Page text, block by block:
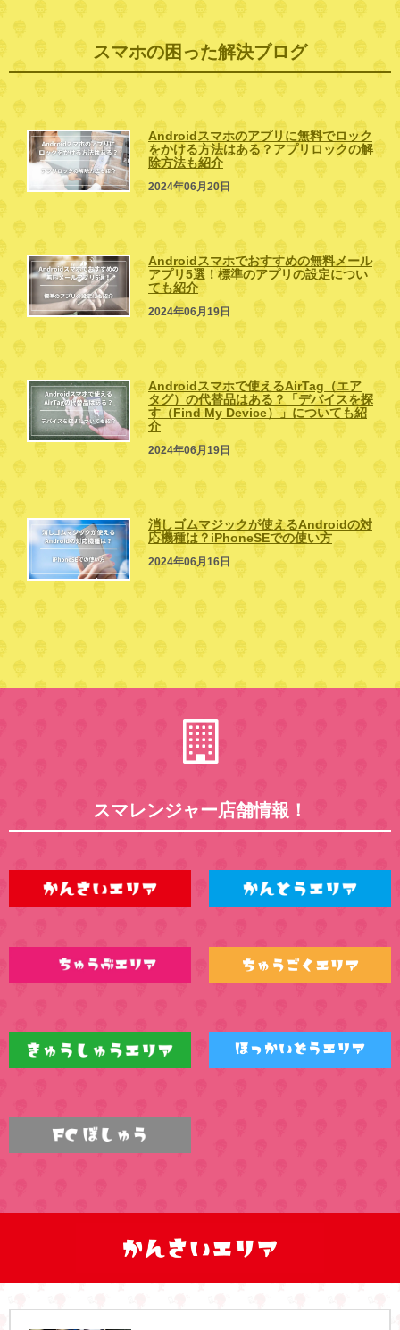
スマホの困った解決ブログ
Androidスマホのアプリに無料でロック
をかける方法はある？アプリロックの解
除方法も紹介
2024年06月20日
Androidスマホでおすすめの無料メール
アプリ5選！標準のアプリの設定につい
ても紹介
2024年06月19日
Androidスマホで使えるAirTag（エア
タグ）の代替品はある？「デバイスを探
す（Find My Device）」についても紹
介
2024年06月19日
消しゴムマジックが使えるAndroidの対
応機種は？iPhoneSEでの使い方
2024年06月16日
スマレンジャー店舗情報！